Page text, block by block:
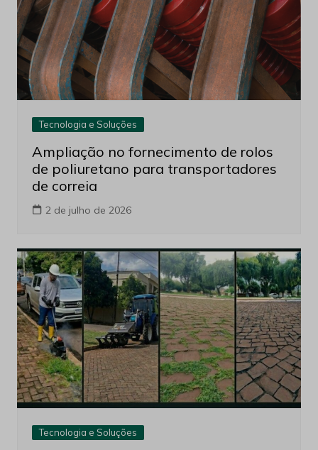
Tecnologia e Soluções
Ampliação no fornecimento de rolos
de poliuretano para transportadores
de correia
2 de julho de 2026
Tecnologia e Soluções